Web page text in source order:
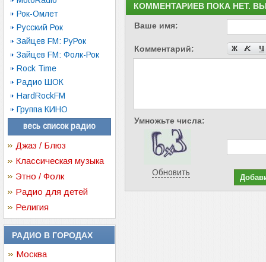
Рок-Омлет
Русский Рок
Зайцев FM: РуРок
Зайцев FM: Фолк-Рок
Rock Time
Радио ШОК
HardRockFM
Группа КИНО
весь список радио
Джаз / Блюз
Классическая музыка
Этно / Фолк
Радио для детей
Религия
РАДИО В ГОРОДАХ
Москва
КОММЕНТАРИЕВ ПОКА НЕТ.
Ваше имя:
Комментарий:
Умножьте числа:
Обновить